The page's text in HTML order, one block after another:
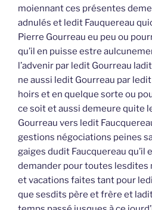
moiennant ces présentes
adnulés et ledit Fauquereau
Pierre Gourreau eu peu ou
qu’il en puisse estre
l’advenir par ledit Gourreau
ne aussi ledit Gourreau par
hoirs et en quelque sorte ou
ce soit et aussi demeure quite
Gourreau vers ledit
gestions négociations peines
gaiges dudit Faucquereau qu’il
demander pour toutes lesdites
et vacations faites tant pour
que sesdits père et frère et